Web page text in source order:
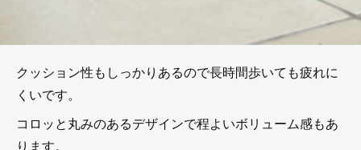
クッション性もしっかりあるので長時間歩いても疲れに
くいです。
コロッと丸みのあるデザインで程よいボリューム感もあ
ります。